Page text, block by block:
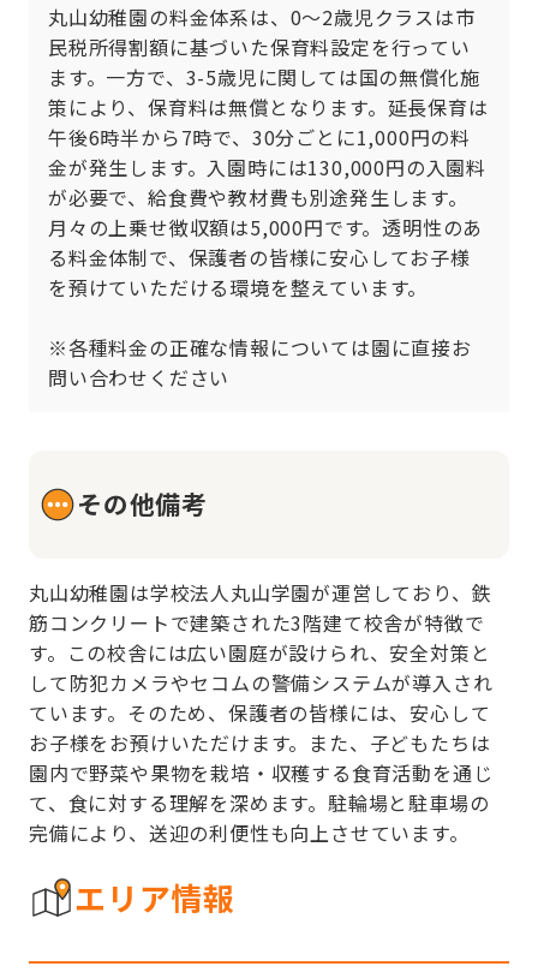
丸山幼稚園の料金体系は、0〜2歳児クラスは市
民税所得割額に基づいた保育料設定を行ってい
ます。一方で、3-5歳児に関しては国の無償化施
策により、保育料は無償となります。延長保育は
午後6時半から7時で、30分ごとに1,000円の料
金が発生します。入園時には130,000円の入園料
が必要で、給食費や教材費も別途発生します。
月々の上乗せ徴収額は5,000円です。透明性のあ
る料金体制で、保護者の皆様に安心してお子様
を預けていただける環境を整えています。
※各種料金の正確な情報については園に直接お
問い合わせください
その他備考
丸山幼稚園は学校法人丸山学園が運営しており、鉄
筋コンクリートで建築された3階建て校舎が特徴で
す。この校舎には広い園庭が設けられ、安全対策と
して防犯カメラやセコムの警備システムが導入され
ています。そのため、保護者の皆様には、安心して
お子様をお預けいただけます。また、子どもたちは
園内で野菜や果物を栽培・収穫する食育活動を通じ
て、食に対する理解を深めます。駐輪場と駐車場の
完備により、送迎の利便性も向上させています。
エリア情報